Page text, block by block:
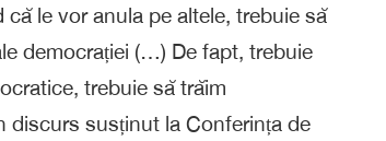
le vor anula pe altele, trebuie să
democrației (…) De fapt, trebuie
trebuie să trăim
discurs susținut la Conferința de